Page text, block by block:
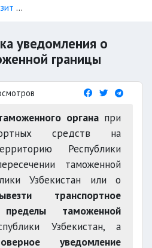
уведомления о
границы
органапри
средств на
Республики
таможенной
Узбекистан или о
транспортное
таможенной
Узбекистан, а
уведомление